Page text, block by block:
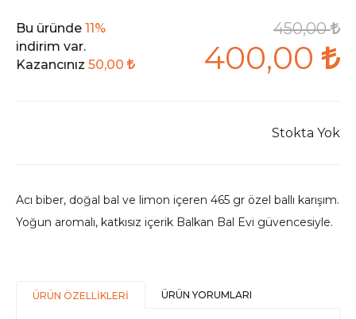
Bu üründe 11%
indirim var.
Kazancınız 50,00
450,00
400,00
Stokta Yok
Acı biber, doğal bal ve limon içeren 465 gr özel ballı karışım.
Yoğun aromalı, katkısız içerik Balkan Bal Evi güvencesiyle.
ÜRÜN ÖZELLİKLERİ ÜRÜN YORUMLARI